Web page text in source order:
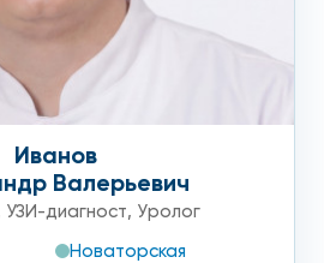
Иванов
Валерьевич
УЗИ-диагност, Уролог
Новаторская